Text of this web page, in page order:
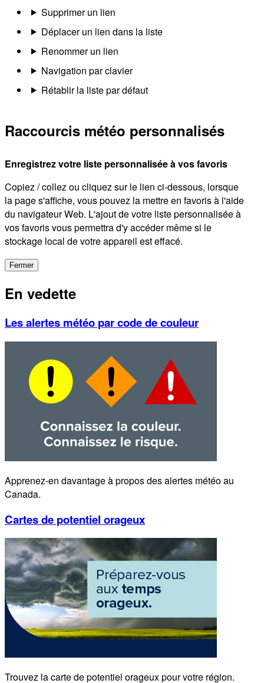
Supprimer un lien
Déplacer un lien dans la liste
Renommer un lien
Navigation par clavier
Rétablir la liste par défaut
Raccourcis météo personnalisés
Enregistrez votre liste personnalisée à vos favoris
Copiez / collez ou cliquez sur le lien ci-dessous, lorsque
la page s'affiche, vous pouvez la mettre en favoris à l'aide
du navigateur Web. L'ajout de votre liste personnalisée à
vos favoris vous permettra d'y accéder même si le
stockage local de votre appareil est effacé.
Fermer
En vedette
Les alertes météo par code de couleur
Apprenez-en davantage à propos des alertes météo au
Canada.
Cartes de potentiel orageux
Trouvez la carte de potentiel orageux pour votre région.